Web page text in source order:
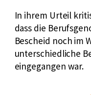
In ihrem Urteil
dass die
Bescheid noch im
unterschiedliche
eingegangen war.